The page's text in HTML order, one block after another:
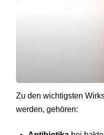
Zu den wichtigsten
werden, gehören: